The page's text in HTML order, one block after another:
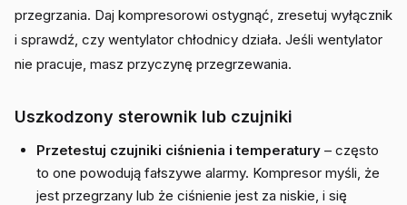
przegrzania. Daj kompresorowi ostygnąć, zresetuj wyłącznik
i sprawdź, czy wentylator chłodnicy działa. Jeśli wentylator
nie pracuje, masz przyczynę przegrzewania.
Uszkodzony sterownik lub czujniki
Przetestuj czujniki ciśnienia i temperatury – często
to one powodują fałszywe alarmy. Kompresor myśli, że
jest przegrzany lub że ciśnienie jest za niskie, i się